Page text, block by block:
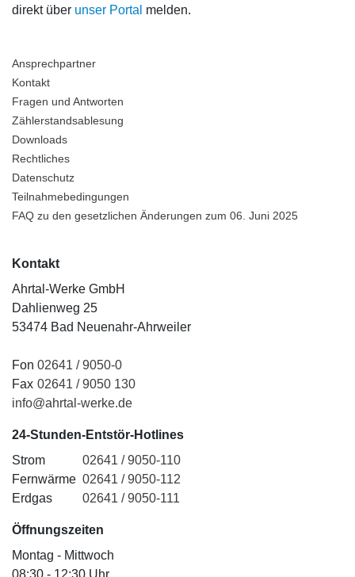
direkt über unser Portal melden.
Ansprechpartner
Kontakt
Fragen und Antworten
Zählerstandsablesung
Downloads
Rechtliches
Datenschutz
Teilnahmebedingungen
FAQ zu den gesetzlichen Änderungen zum 06. Juni 2025
Kontakt
Ahrtal-Werke GmbH
Dahlienweg 25
53474 Bad Neuenahr-Ahrweiler
Fon 02641 / 9050-0
Fax 02641 / 9050 130
info@ahrtal-werke.de
24-Stunden-Entstör-Hotlines
Strom
02641 / 9050-110
Fernwärme 02641 / 9050-112
Erdgas
02641 / 9050-111
Öffnungszeiten
Montag - Mittwoch